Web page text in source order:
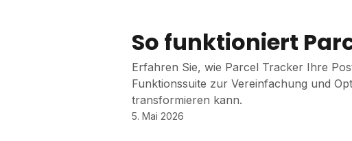
So funktioniert
Erfahren Sie, wie Parcel Tracker Ihre
Funktionssuite zur Vereinfachung und
transformieren kann.
5. Mai 2026